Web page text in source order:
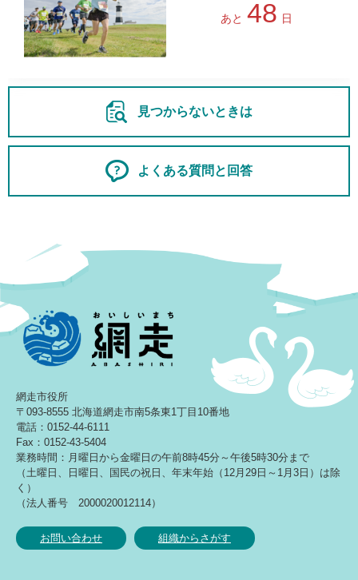
あと 48 日
見つからないときは
よくある質問と回答
網走市役所
〒093-8555 北海道網走市南5条東1丁目10番地
電話：0152-44-6111
Fax：0152-43-5404
業務時間：月曜日から金曜日の午前8時45分～午後5時30分まで
（土曜日、日曜日、国民の祝日、年末年始（12月29日～1月3日）は除
く）
（法人番号 2000020012114）
お問い合わせ 組織からさがす